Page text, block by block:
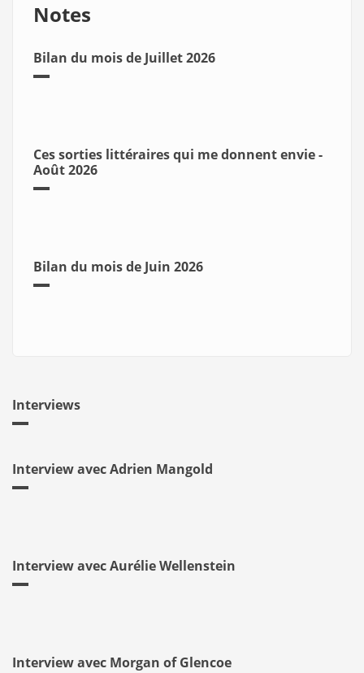
Notes
Bilan du mois de Juillet 2026
Ces sorties littéraires qui me donnent envie -
Août 2026
Bilan du mois de Juin 2026
Interviews
Interview avec Adrien Mangold
Interview avec Aurélie Wellenstein
Interview avec Morgan of Glencoe